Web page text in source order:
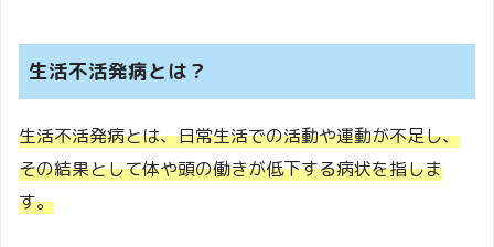
生活不活発病とは？
生活不活発病とは、日常生活での活動や運動が不足し、
その結果として体や頭の働きが低下する病状を指しま
す。